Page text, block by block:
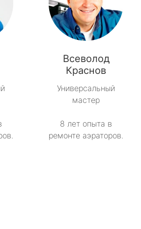
Всеволод
Краснов
Универсальный
мастер
8 лет опыта в
ремонте аэраторов.